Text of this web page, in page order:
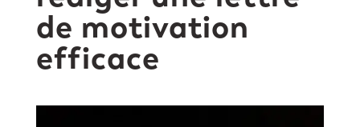
de motivation
efficace